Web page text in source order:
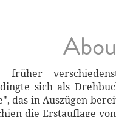
früher
sich als
das in Auszügen
die Erstauflage